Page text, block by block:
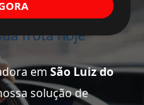
frota hoje
emSão Luiz do
solução de